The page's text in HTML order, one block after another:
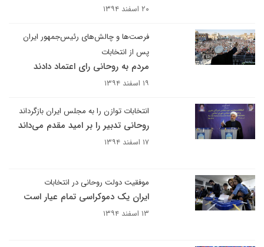
۲۰ اسفند ۱۳۹۴
فرصت‌ها و چالش‌های رئیس‌جمهور ایران
پس از انتخابات
مردم به روحانی رای اعتماد دادند
۱۹ اسفند ۱۳۹۴
انتخابات توازن را به مجلس ایران بازگرداند
روحانی تدبیر را بر امید مقدم می‌داند
۱۷ اسفند ۱۳۹۴
موفقیت دولت روحانی در انتخابات
ایران یک دموکراسی تمام عیار است
۱۳ اسفند ۱۳۹۴